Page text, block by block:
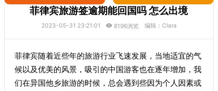
菲律宾旅游签逾期能回国吗 怎么出境
2023-05-31 23:21:01 8196浏览 编辑：Clara
菲律宾随着近些年的旅游行业飞速发展，当地适宜的气
候以及优美的风景，吸引的中国游客也在逐年增加，我
们在异国他乡旅游的时候，总会遇到些因为个人因素或